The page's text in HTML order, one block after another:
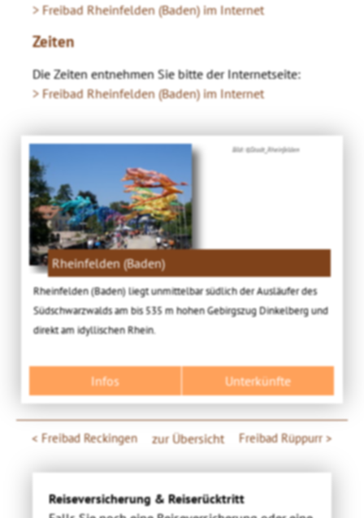
> Freibad Rheinfelden (Baden) im Internet
Zeiten
Die Zeiten entnehmen Sie bitte der Internetseite:
> Freibad Rheinfelden (Baden) im Internet
Bild: ©Stadt_Rheinfelden
Rheinfelden (Baden)
Rheinfelden (Baden) liegt unmittelbar südlich der Ausläufer des
Südschwarzwalds am bis 535 m hohen Gebirgszug Dinkelberg und
direkt am idyllischen Rhein.
Infos Unterkünfte
Freibad Reckingen zur Übersicht Freibad Rüppurr
Reiseversicherung & Reiserücktritt